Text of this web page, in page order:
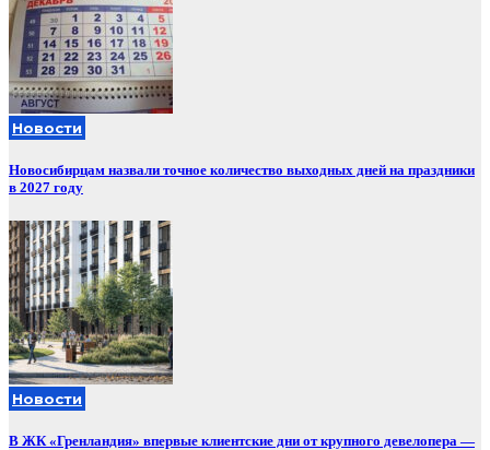
Новости
Новосибирцам назвали точное количество выходных дней на праздники
в 2027 году
Новости
В ЖК «Гренландия» впервые клиентские дни от крупного девелопера —